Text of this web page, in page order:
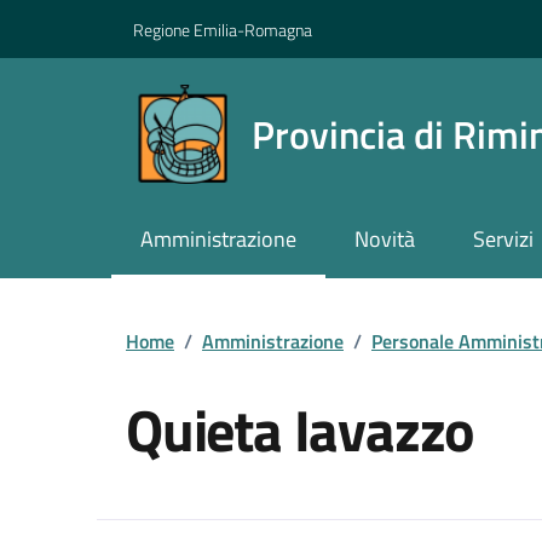
Regione Emilia-Romagna
Provincia di
Amministrazione Novità Servizi
Home / Amministrazione / Personale
Quieta Iavazzo